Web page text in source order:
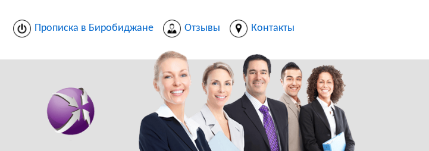
Прописка в Биробиджане Отзывы Контакты